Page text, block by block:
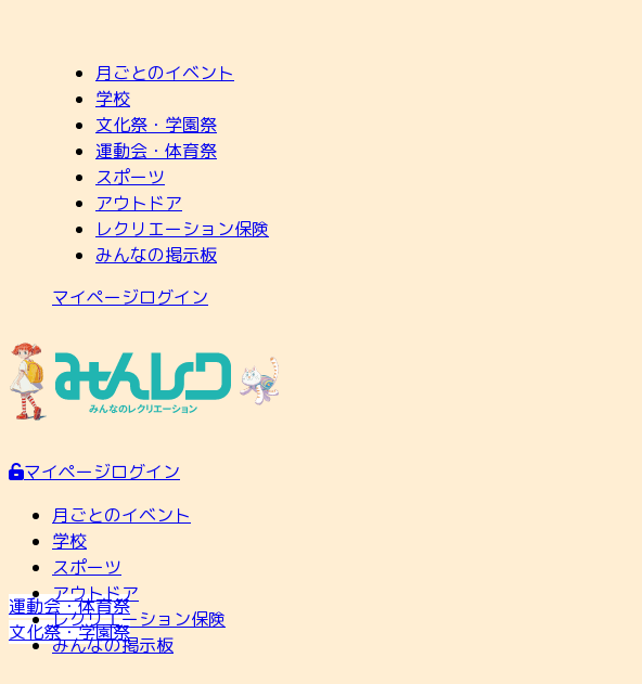
月ごとのイベント
学校
文化祭・学園祭
運動会・体育祭
スポーツ
アウトドア
レクリエーション保険
みんなの掲示板
マイページログイン
マイページログイン
月ごとのイベント
学校
運動会・体育祭
文化祭・学園祭
スポーツ
アウトドア
レクリエーション保険
みんなの掲示板